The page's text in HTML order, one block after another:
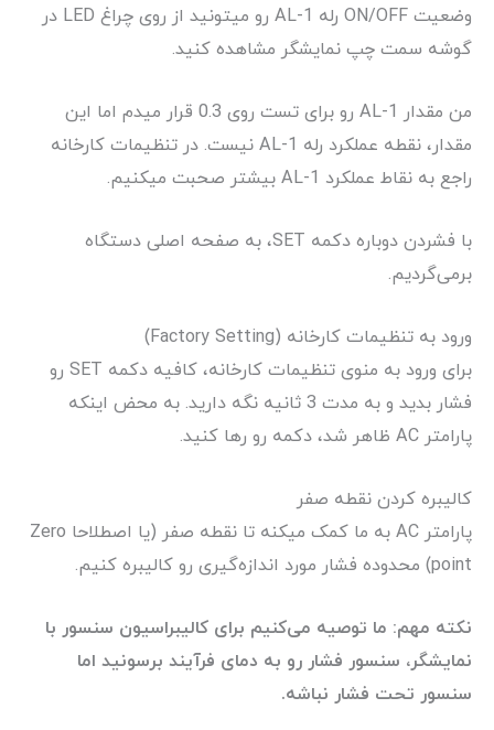
وضعیت ON/OFF رله AL-1 رو میتونید از روی چراغ LED در
گوشه سمت چپ نمایشگر مشاهده کنید.
من مقدار AL-1 رو برای تست روی 0.3 قرار میدم اما این
مقدار، نقطه عملکرد رله AL-1 نیست. در تنظیمات کارخانه
راجع به نقاط عملکرد AL-1 بیشتر صحبت میکنیم.
با فشردن دوباره دکمه SET، به صفحه اصلی دستگاه
برمی‌گردیم.
ورود به تنظیمات کارخانه (Factory Setting)
برای ورود به منوی تنظیمات کارخانه، کافیه دکمه SET رو
فشار بدید و به مدت 3 ثانیه نگه دارید. به محض اینکه
پارامتر AC ظاهر شد، دکمه رو رها کنید.
کالیبره کردن نقطه صفر
پارامتر AC به ما کمک میکنه تا نقطه صفر (یا اصطلاحا Zero
point) محدوده فشار مورد اندازه‌گیری رو کالیبره کنیم.
نکته مهم: ما توصیه می‌کنیم برای کالیبراسیون سنسور با
نمایشگر، سنسور فشار رو به دمای فرآیند برسونید اما
سنسور تحت فشار نباشه.